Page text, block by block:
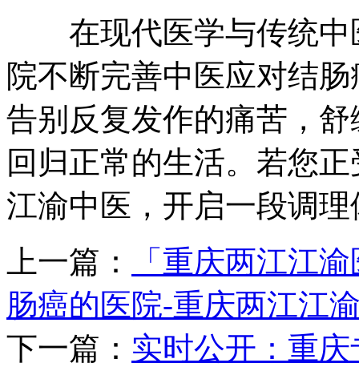
在现代医学与传统中
院不断完善中医应对结
告别反复发作的痛苦，
回归正常的生活。若您
江渝中医，开启一段调
上一篇：
「重庆两江江
肠癌的医院-重庆两江江
下一篇： 实时公开：重